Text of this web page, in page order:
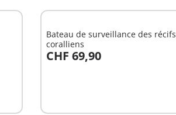
Bateau de surveillance des récifs
coralliens
CHF 69,90
Au panier